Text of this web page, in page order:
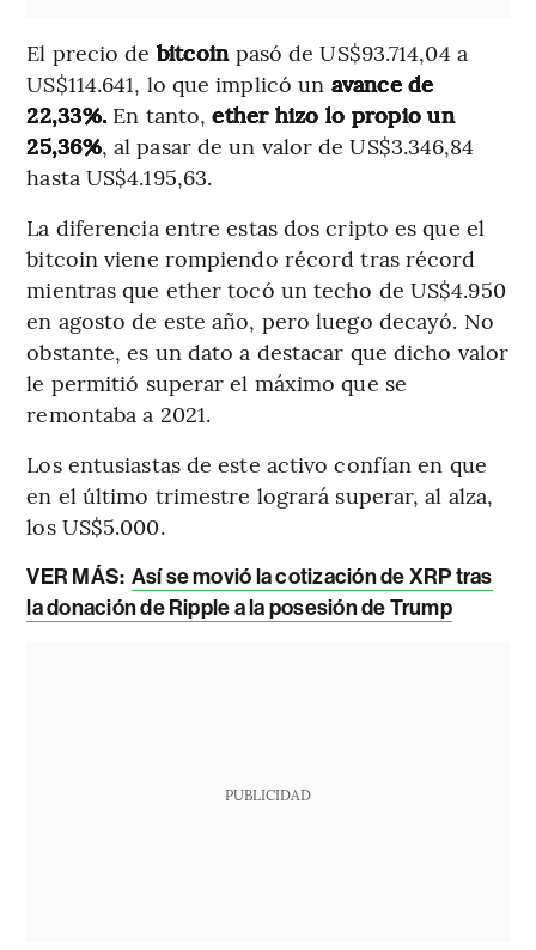
El precio de bitcoin pasó de US$93.714,04 a
US$114.641, lo que implicó un avance de
22,33%. En tanto,ether hizo lo propio un
25,36%, al pasar de un valor de US$3.346,84
hasta US$4.195,63.
La diferencia entre estas dos cripto es que el
bitcoin viene rompiendo récord tras récord
mientras que ether tocó un techo de US$4.950
en agosto de este año, pero luego decayó. No
obstante, es un dato a destacar que dicho valor
le permitió superar el máximo que se
remontaba a 2021.
Los entusiastas de este activo confían en que
en el último trimestre logrará superar, al alza,
los US$5.000.
VER MÁS: Así se movió la cotización de XRP tras
la donación de Ripple a la posesión de Trump
PUBLICIDAD